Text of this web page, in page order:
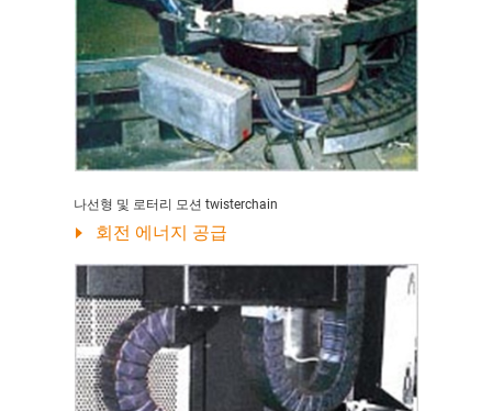
나선형 및 로터리 모션 twisterchain
회전 에너지 공급